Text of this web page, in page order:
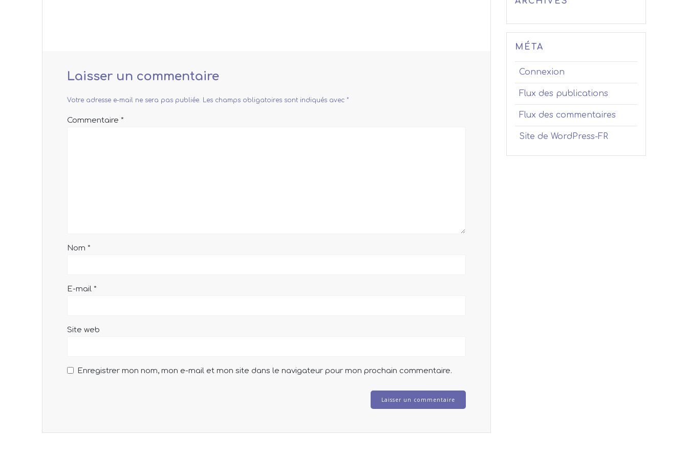
Laisser un commentaire
Votre adresse e-mail ne sera pas publiée. Les champs obligatoires sont indiqués avec*
Commentaire*
Nom*
E-mail*
Site web
Enregistrer mon nom, mon e-mail et mon site dans le navigateur pour mon prochain commentaire.
MÉTA
Connexion
Flux des publications
Flux des commentaires
Site de WordPress-FR